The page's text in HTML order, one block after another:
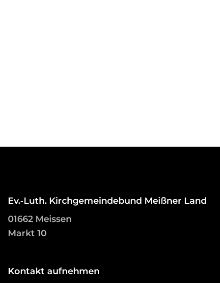
Ev.-Luth. Kirchgemeindebund Meißner Land
01662 Meissen
Markt 10
Kontakt aufnehmen